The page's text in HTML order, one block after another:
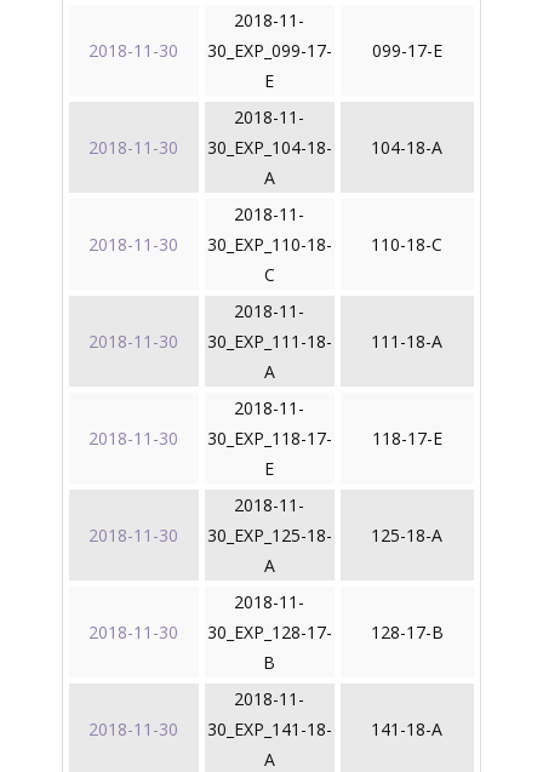
2018-11-30
2018-11-
30_EXP_099-17-
E
099-17-E
2018-11-30
2018-11-
30_EXP_104-18-
A
104-18-A
2018-11-30
2018-11-
30_EXP_110-18-
C
110-18-C
2018-11-30
2018-11-
30_EXP_111-18-
A
111-18-A
2018-11-30
2018-11-
30_EXP_118-17-
E
118-17-E
2018-11-30
2018-11-
30_EXP_125-18-
A
125-18-A
2018-11-30
2018-11-
30_EXP_128-17-
B
128-17-B
2018-11-30
2018-11-
30_EXP_141-18-
A
141-18-A